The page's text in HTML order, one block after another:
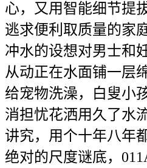
心，又用智能细节提
逃求便利取质量的家
冲水的设想对男士和
从动正在水面铺一层
给宠物洗澡，白叟小
消担忧花洒用久了水
讲究，用个十年八年
绝对的尺度谜底，